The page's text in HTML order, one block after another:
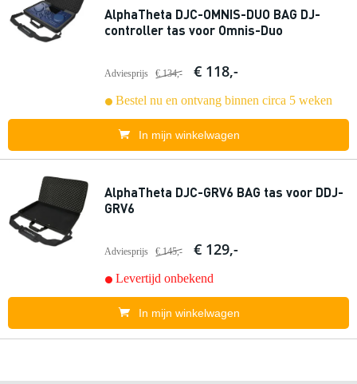
AlphaTheta DJC-OMNIS-DUO BAG DJ-
controller tas voor Omnis-Duo
Adviesprijs € 134,- € 118,-
Bestel nu en ontvang binnen circa 5 weken
In mijn winkelwagen
AlphaTheta DJC-GRV6 BAG tas voor DDJ-
GRV6
Adviesprijs € 145,- € 129,-
Levertijd onbekend
In mijn winkelwagen